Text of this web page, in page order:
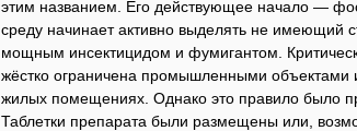
этим названием. Его действующее начало —
среду начинает активно выделять не имеющий
мощным инсектицидом и фумигантом.
жёстко ограничена промышленными объектами
жилых помещениях. Однако это правило было
Таблетки препарата были размещены или,